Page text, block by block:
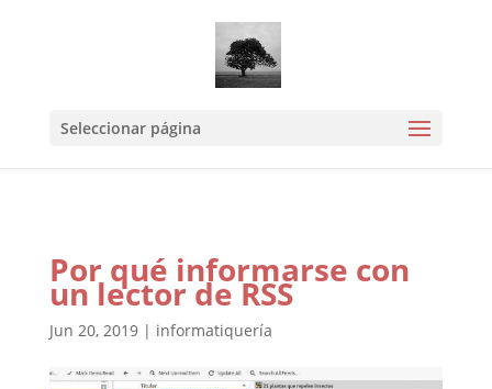
Seleccionar página
Por qué informarse con
un lector de RSS
Jun 20, 2019| informatiquería